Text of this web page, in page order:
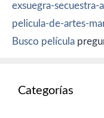
exsuegra-secuestra-
pelicula-de-artes-
Busco película
Categorías